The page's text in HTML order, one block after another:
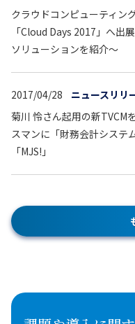
クラウドコンピューティン
「Cloud Days 2017」へ出
ソリューションを紹介～
2017/04/28
ニュースリリ
菊川 怜さん起用の新TVCM
スマンに「財務会計システ
「MJS!」